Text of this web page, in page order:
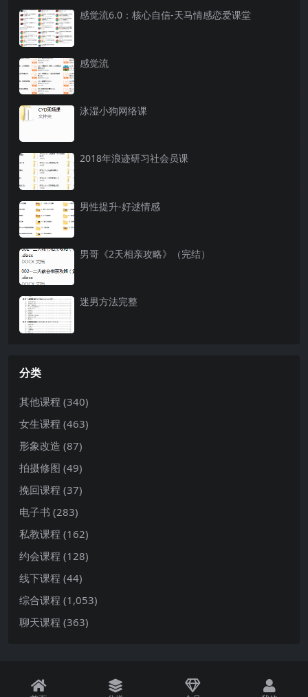
感觉流6.0：核心自信-天马情感恋爱课堂
感觉流
泳湿小狗网络课
2018年浪迹研习社会员课
男性提升-好逑情感
男哥《2天相亲攻略》（完结）
迷男方法完整
分类
其他课程 (340)
女生课程 (463)
形象改造 (87)
拍摄修图 (49)
挽回课程 (37)
电子书 (283)
私教课程 (162)
约会课程 (128)
线下课程 (44)
综合课程 (1,053)
聊天课程 (363)